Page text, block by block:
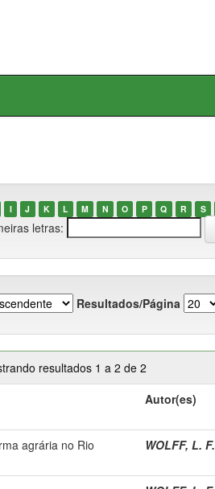
I J K L M N O P Q R S
letras:
Resultados/Página
resultados 1 a 2 de 2
Autor(es)
agrária no Rio
WOLFF, L. F.